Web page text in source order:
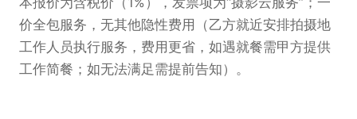
价全包服务，无其他隐性费用（乙方就近安排拍摄地
工作人员执行服务，费用更省，如遇就餐需甲方提供
工作简餐；如无法满足需提前告知）。